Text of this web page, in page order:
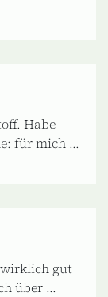
Habe
für mich ...
gut
über ...